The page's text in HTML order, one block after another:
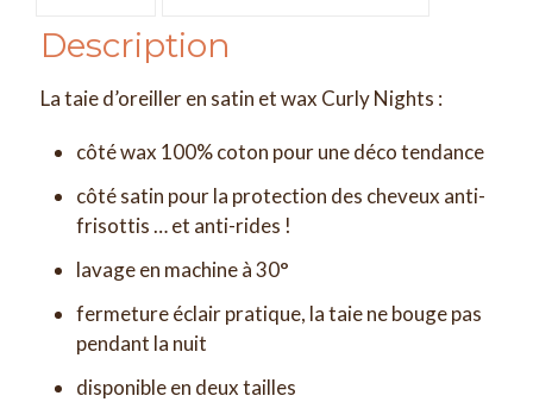
Description
La taie d’oreiller en satin et wax Curly Nights :
côté wax 100% coton pour une déco tendance
côté satin pour la protection des cheveux anti-
frisottis … et anti-rides !
lavage en machine à 30°
fermeture éclair pratique, la taie ne bouge pas
pendant la nuit
disponible en deux tailles